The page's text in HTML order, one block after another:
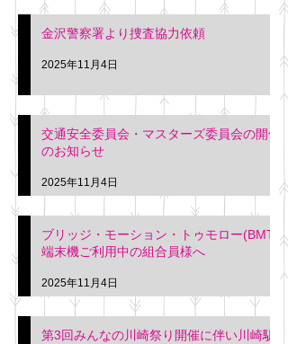
金沢警察署より捜査協力依頼
2025年11月4日
交通安全委員会・マスターズ委員会の開催
のお知らせ
2025年11月4日
ブリッジ・モーション・トゥモロー(BMT)
端末機ご利用中の組合員様へ
2025年11月4日
第3回みんなの川崎祭り開催に伴い川崎駅